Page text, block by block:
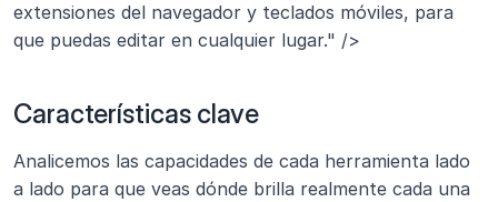
extensiones del navegador y teclados móviles, para
que puedas editar en cualquier lugar." />
Características clave
Analicemos las capacidades de cada herramienta lado
a lado para que veas dónde brilla realmente cada una